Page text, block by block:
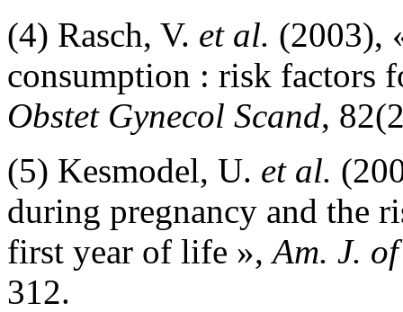
(4) Rasch, V. et al. (2003),
consumption : risk factors
Obstet Gynecol Scand,
(5) Kesmodel, U. et al.
during pregnancy and the
first year of life »,Am. J.
312.